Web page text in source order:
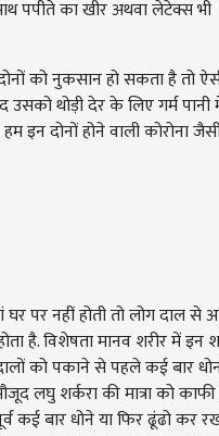
थोड़ी देर के लिए गर्म पानी
इन दोनों होने वाली कोरोना
पर नहीं होती तो लोग दाल से
है. विशेषता मानव शरीर में इन
को पकाने से पहले कई बार
लघु शर्करा की मात्रा को
कई बार धोने या फिर ढूंढो कर
तत्वों को काफी हद तक